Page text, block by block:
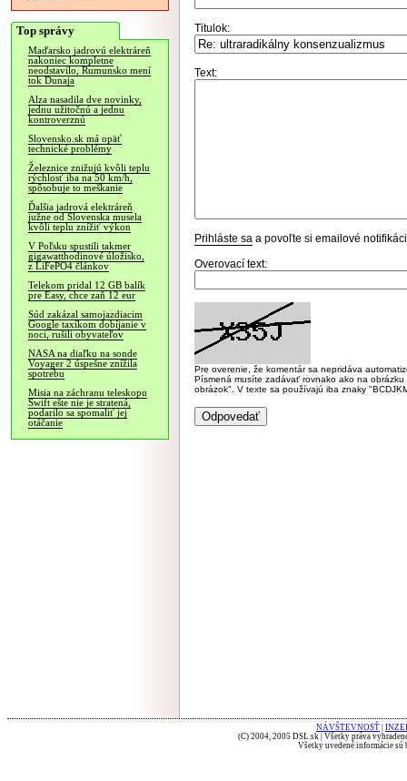
Top správy
Maďarsko jadrovú elektráreň
nakoniec kompletne
neodstavilo, Rumunsko mení
tok Dunaja
Alza nasadila dve novinky,
jednu užitočnú a jednu
kontroverznú
Slovensko.sk má opäť
technické problémy
Železnice znižujú kvôli teplu
rýchlosť iba na 50 km/h,
spôsobuje to meškanie
Ďalšia jadrová elektráreň
južne od Slovenska musela
kvôli teplu znížiť výkon
V Poľsku spustili takmer
gigawatthodinové úložisko,
z LiFePO4 článkov
Telekom pridal 12 GB balík
pre Easy, chce zaň 12 eur
Súd zakázal samojazdiacim
Google taxíkom dobíjanie v
noci, rušili obyvateľov
NASA na diaľku na sonde
Voyager 2 úspešne znížila
spotrebu
Misia na záchranu teleskopu
Swift ešte nie je stratená,
podarilo sa spomaliť jej
otáčanie
Titulok:
Text:
Prihláste sa a povoľte si emailové
Overovací text:
Pre overenie, že komentár sa nepridáva
Písmená musíte zadávať rovnako ako na
obrázok". V texte sa používajú iba znaky
NÁVŠTEVNOSŤ
(C) 2004, 2005 DSL.sk | Všetky práva
Všetky uvedené informácie sú